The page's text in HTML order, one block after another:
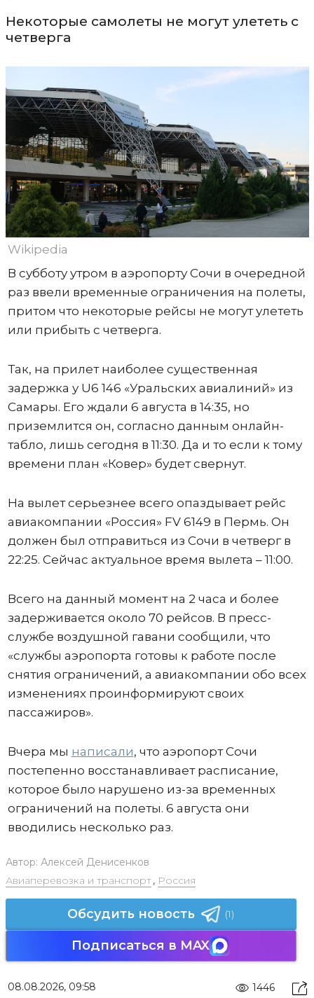
Некоторые самолеты не могут улететь с
четверга
Wikipedia
В субботу утром в аэропорту Сочи в очередной
раз ввели временные ограничения на полеты,
притом что некоторые рейсы не могут улететь
или прибыть с четверга.
Так, на прилет наиболее существенная
задержка у U6 146 «Уральских авиалиний» из
Самары. Его ждали 6 августа в 14:35, но
приземлится он, согласно данным онлайн-
табло, лишь сегодня в 11:30. Да и то если к тому
времени план «Ковер» будет свернут.
На вылет серьезнее всего опаздывает рейс
авиакомпании «Россия» FV 6149 в Пермь. Он
должен был отправиться из Сочи в четверг в
22:25. Сейчас актуальное время вылета – 11:00.
Всего на данный момент на 2 часа и более
задерживается около 70 рейсов. В пресс-
службе воздушной гавани сообщили, что
«службы аэропорта готовы к работе после
снятия ограничений, а авиакомпании обо всех
изменениях проинформируют своих
пассажиров».
Вчера мы написали, что аэропорт Сочи
постепенно восстанавливает расписание,
которое было нарушено из-за временных
ограничений на полеты. 6 августа они
вводились несколько раз.
Автор: Алексей Денисенков
Авиаперевозка и транспорт, Россия
Обсудить новость (1)
Подписаться в MAX
08.08.2026, 09:58 1446